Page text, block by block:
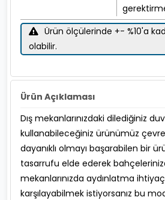
Ürün ölçülerinde +- %10'a
olabilir.
Ürün Açıklaması
Dış mekanlarınızdaki dilediğiniz
kullanabileceğiniz ürünümüz
dayanıklı olmayı başarabilen bir
tasarrufu elde ederek
mekanlarınızda aydınlatma
karşılayabilmek istiyorsanız bu